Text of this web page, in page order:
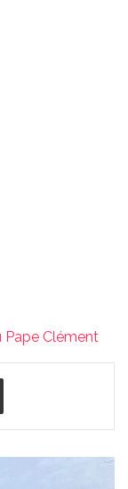
Pape Clément
Partager par email